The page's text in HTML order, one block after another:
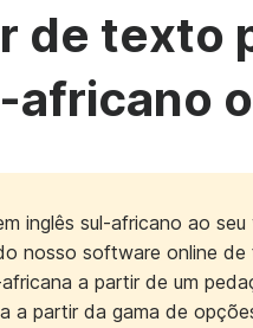
de texto
africano
inglês sul-africano ao
nosso software online
a partir de um
a partir da gama de